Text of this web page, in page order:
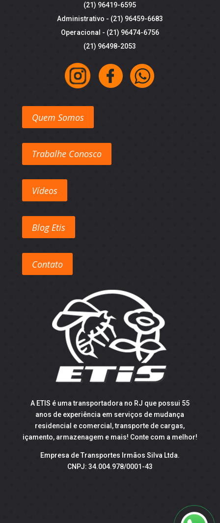
(21) 96419-6595
Administrativo - (21) 96459-6683
Operacional - (21) 96474-6756
(21) 96498-2053
Quem Somos
Trabalhe Conosco
Vídeos
Blog Etis
Contato
A ETIS é uma transportadora no RJ que possui 55
anos de experiência em serviços de mudança
residencial e comercial, transporte de cargas,
içamento, armazenagem e mais! Conte com a melhor!
Empresa de Transportes Irmãos Silva Ltda.
CNPJ: 34.004.978/0001-43